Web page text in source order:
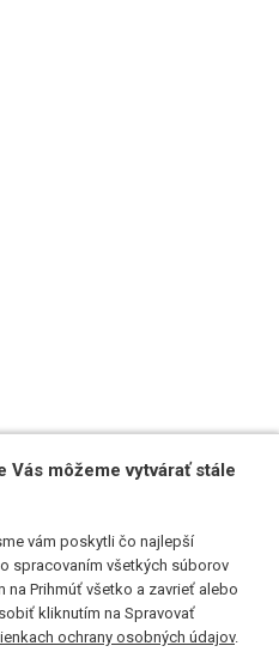
môžeme vytvárať stále
vám poskytli čo najlepší
spracovaním všetkých súborov
Prihmúť všetko a zavrieť alebo
kliknutím na Spravovať
ochrany osobných údajov.